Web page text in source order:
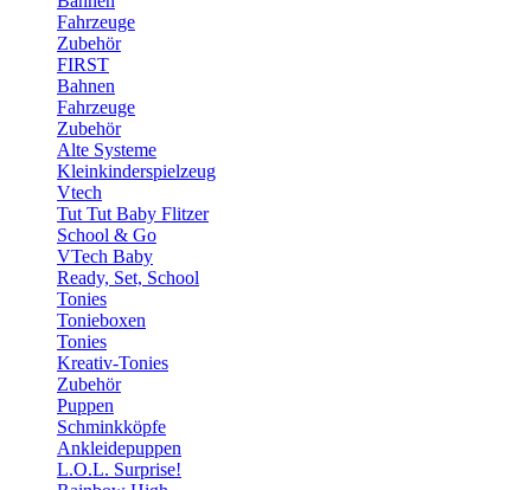
Fahrzeuge
Zubehör
FIRST
Bahnen
Fahrzeuge
Zubehör
Alte Systeme
Kleinkinderspielzeug
Vtech
Tut Tut Baby Flitzer
School & Go
VTech Baby
Ready, Set, School
Tonies
Tonieboxen
Tonies
Kreativ-Tonies
Zubehör
Puppen
Schminkköpfe
Ankleidepuppen
L.O.L. Surprise!